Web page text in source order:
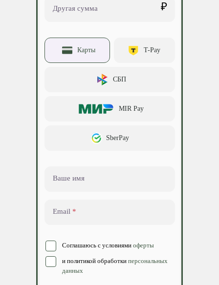
Другая сумма ₽
Карты T-Pay
СБП
MIR Pay
SberPay
Ваше имя
Email
Соглашаюсь с условиями оферты
и политикой обработки персональных
данных